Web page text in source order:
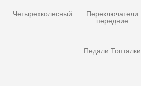
Четырехколесный
Переключатели
передние
Педали Топталки